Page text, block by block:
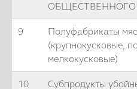
9
Полуфабрикаты
(крупнокусковые,
мелкокусковые)
10
Субпродукты